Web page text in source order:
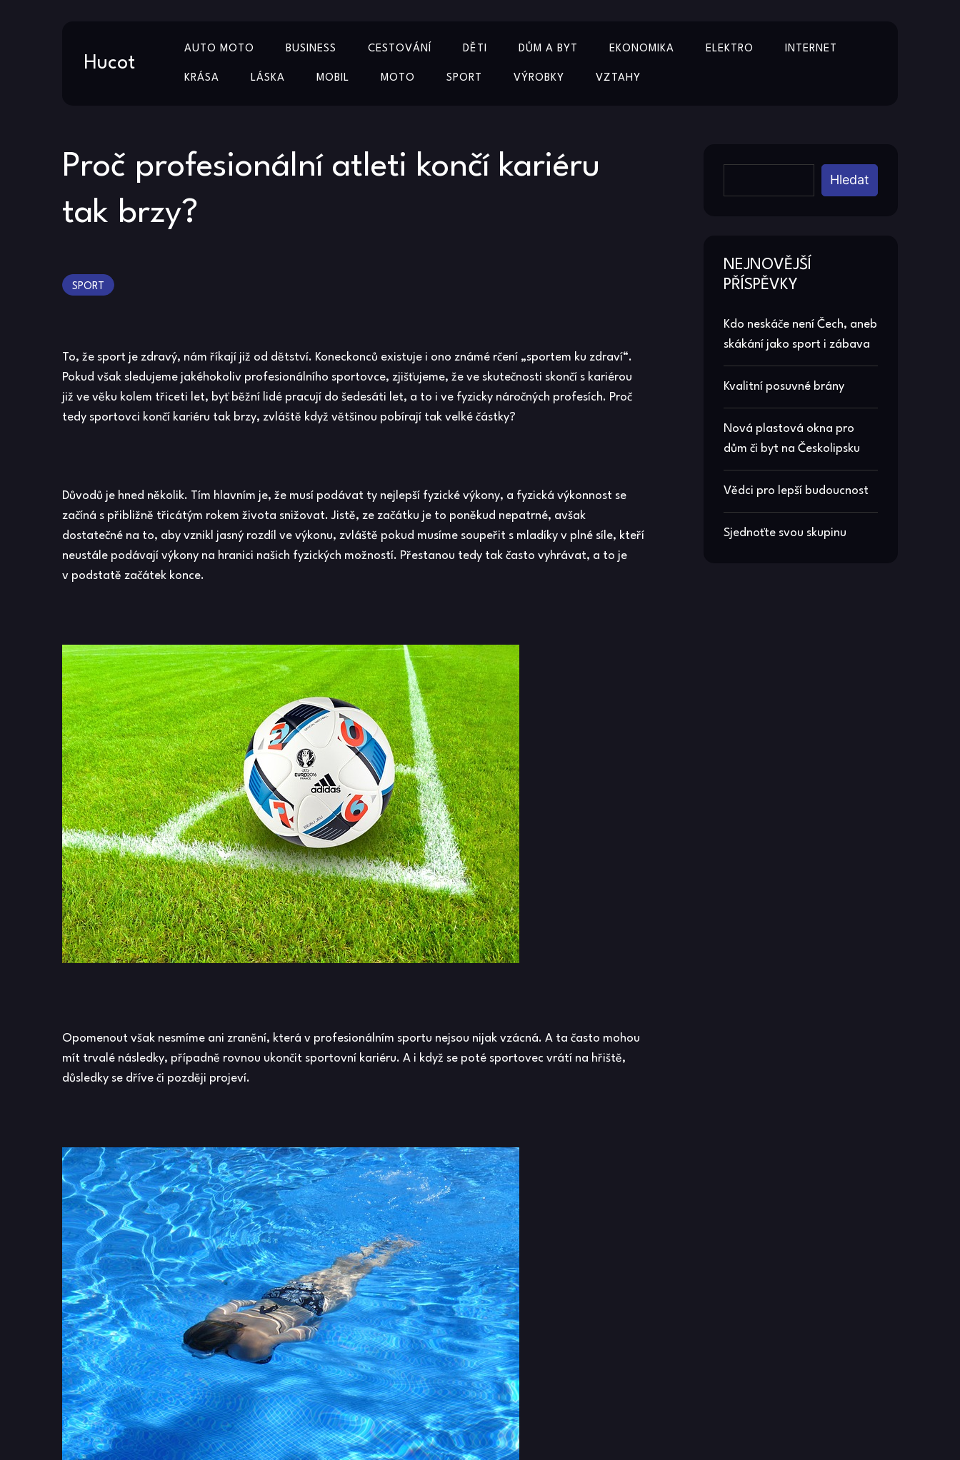
Hucot
AUTO MOTO BUSINESS CESTOVÁNÍ DĚTI DŮM A BYT EKONOMIKA ELEKTRO INTERNET
KRÁSA LÁSKA MOBIL MOTO SPORT VÝROBKY VZTAHY
Proč profesionální atleti končí kariéru
tak brzy?
SPORT
To, že sport je zdravý, nám říkají již od dětství. Koneckonců existuje i ono známé rčení „sportem ku zdraví“.
Pokud však sledujeme jakéhokoliv profesionálního sportovce, zjišťujeme, že ve skutečnosti skončí s kariérou
již ve věku kolem třiceti let, byť běžní lidé pracují do šedesáti let, a to i ve fyzicky náročných profesích. Proč
tedy sportovci končí kariéru tak brzy, zvláště když většinou pobírají tak velké částky?
Důvodů je hned několik. Tím hlavním je, že musí podávat ty nejlepší fyzické výkony, a fyzická výkonnost se
začíná s přibližně třicátým rokem života snižovat. Jistě, ze začátku je to poněkud nepatrné, avšak
dostatečné na to, aby vznikl jasný rozdíl ve výkonu, zvláště pokud musíme soupeřit s mladíky v plné síle, kteří
neustále podávají výkony na hranici našich fyzických možností. Přestanou tedy tak často vyhrávat, a to je
v podstatě začátek konce.
Opomenout však nesmíme ani zranění, která v profesionálním sportu nejsou nijak vzácná. A ta často mohou
mít trvalé následky, případně rovnou ukončit sportovní kariéru. A i když se poté sportovec vrátí na hřiště,
důsledky se dříve či později projeví.
Hledat
NEJNOVĚJŠÍ
PŘÍSPĚVKY
Kdo neskáče není Čech, aneb
skákání jako sport i zábava
Kvalitní posuvné brány
Nová plastová okna pro
dům či byt na Českolipsku
Vědci pro lepší budoucnost
Sjednoťte svou skupinu